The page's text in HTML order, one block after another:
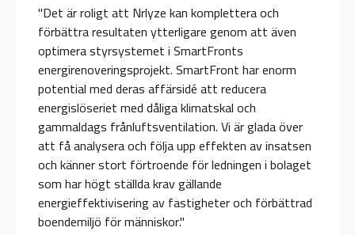
"Det är roligt att Nrlyze kan komplettera och
förbättra resultaten ytterligare genom att även
optimera styrsystemet i SmartFronts
energirenoveringsprojekt. SmartFront har enorm
potential med deras affärsidé att reducera
energislöseriet med dåliga klimatskal och
gammaldags frånluftsventilation. Vi är glada över
att få analysera och följa upp effekten av insatsen
och känner stort förtroende för ledningen i bolaget
som har högt ställda krav gällande
energieffektivisering av fastigheter och förbättrad
boendemiljö för människor."